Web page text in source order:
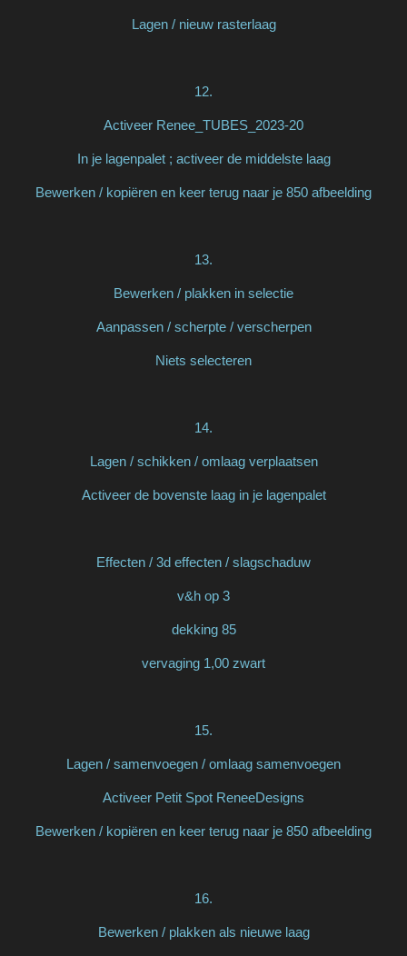
Lagen / nieuw rasterlaag
12.
Activeer Renee_TUBES_2023-20
In je lagenpalet ; activeer de middelste laag
Bewerken / kopiëren en keer terug naar je 850 afbeelding
13.
Bewerken / plakken in selectie
Aanpassen / scherpte / verscherpen
Niets selecteren
14.
Lagen / schikken / omlaag verplaatsen
Activeer de bovenste laag in je lagenpalet
Effecten / 3d effecten / slagschaduw
v&h op 3
dekking 85
vervaging 1,00 zwart
15.
Lagen / samenvoegen / omlaag samenvoegen
Activeer Petit Spot ReneeDesigns
Bewerken / kopiëren en keer terug naar je 850 afbeelding
16.
Bewerken / plakken als nieuwe laag